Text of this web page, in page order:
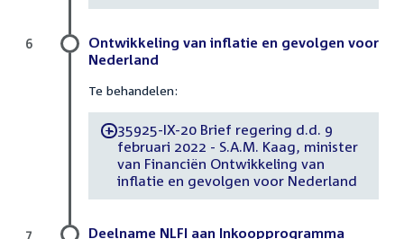
Ontwikkeling van inflatie en gevolgen voor
Nederland
Te behandelen:
-35925-IX-20 Brief regering d.d. 9
februari 2022 - S.A.M. Kaag, minister
van Financiën Ontwikkeling van
inflatie en gevolgen voor Nederland
6
Deelname NLFI aan Inkoopprogramma
7